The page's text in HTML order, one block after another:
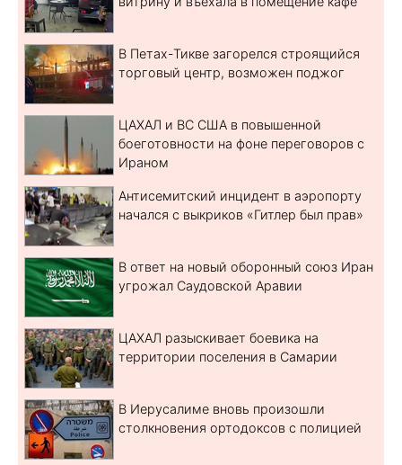
В Петах-Тикве загорелся строящийся
торговый центр, возможен поджог
ЦАХАЛ и ВС США в повышенной
боеготовности на фоне переговоров с
Ираном
Антисемитский инцидент в аэропорту
начался с выкриков «Гитлер был прав»
В ответ на новый оборонный союз Иран
угрожал Саудовской Аравии
ЦАХАЛ разыскивает боевика на
территории поселения в Самарии
В Иерусалиме вновь произошли
столкновения ортодоксов с полицией